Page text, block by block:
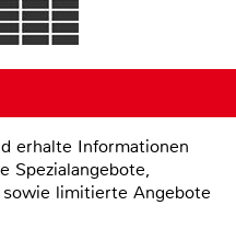
erhalte Informationen
Spezialangebote,
limitierte Angebote